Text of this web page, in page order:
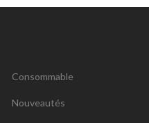
Consommable
Nouveautés